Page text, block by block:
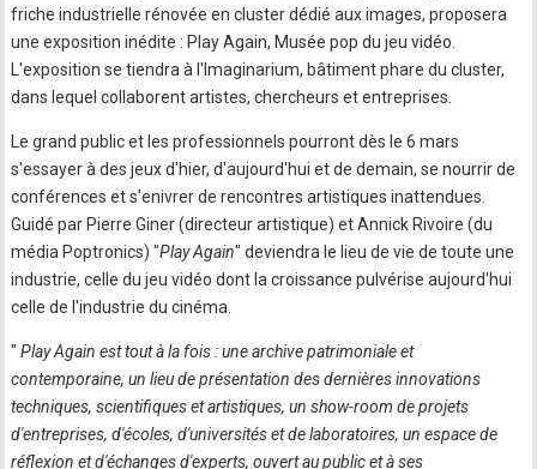
friche industrielle rénovée en cluster dédié aux images, proposera
une exposition inédite : Play Again, Musée pop du jeu vidéo.
L'exposition se tiendra à l'Imaginarium, bâtiment phare du cluster,
dans lequel collaborent artistes, chercheurs et entreprises.
Le grand public et les professionnels pourront dès le 6 mars
s'essayer à des jeux d'hier, d'aujourd'hui et de demain, se nourrir de
conférences et s'enivrer de rencontres artistiques inattendues.
Guidé par Pierre Giner (directeur artistique) et Annick Rivoire (du
média Poptronics) "Play Again" deviendra le lieu de vie de toute une
industrie, celle du jeu vidéo dont la croissance pulvérise aujourd'hui
celle de l'industrie du cinéma.
" Play Again est tout à la fois : une archive patrimoniale et
contemporaine, un lieu de présentation des dernières innovations
techniques, scientifiques et artistiques, un show-room de projets
d'entreprises, d'écoles, d'universités et de laboratoires, un espace de
réflexion et d'échanges d'experts, ouvert au public et à ses